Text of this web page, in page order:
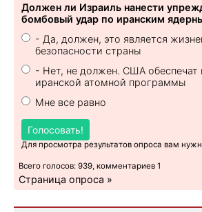
Должен ли Израиль нанести
бомбовый удар по иранским
- Да, должен, это является
безопасности страны
- Нет, не должен. США обеспечат
иранской атомной программы
Мне все равно
Голосовать!
Для просмотра результатов опроса вам
Всего голосов: 939, комментариев 1
Страница опроса »